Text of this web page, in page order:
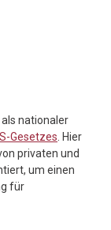
nationaler
Gesetzes . Hier
privaten und
um einen
für